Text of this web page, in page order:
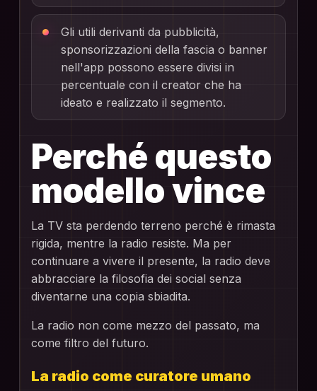
Gli utili derivanti da pubblicità,
sponsorizzazioni della fascia o banner
nell'app possono essere divisi in
percentuale con il creator che ha
ideato e realizzato il segmento.
Perché questo
modello vince
La TV sta perdendo terreno perché è rimasta
rigida, mentre la radio resiste. Ma per
continuare a vivere il presente, la radio deve
abbracciare la filosofia dei social senza
diventarne una copia sbiadita.
La radio non come mezzo del passato, ma
come filtro del futuro.
La radio come curatore umano